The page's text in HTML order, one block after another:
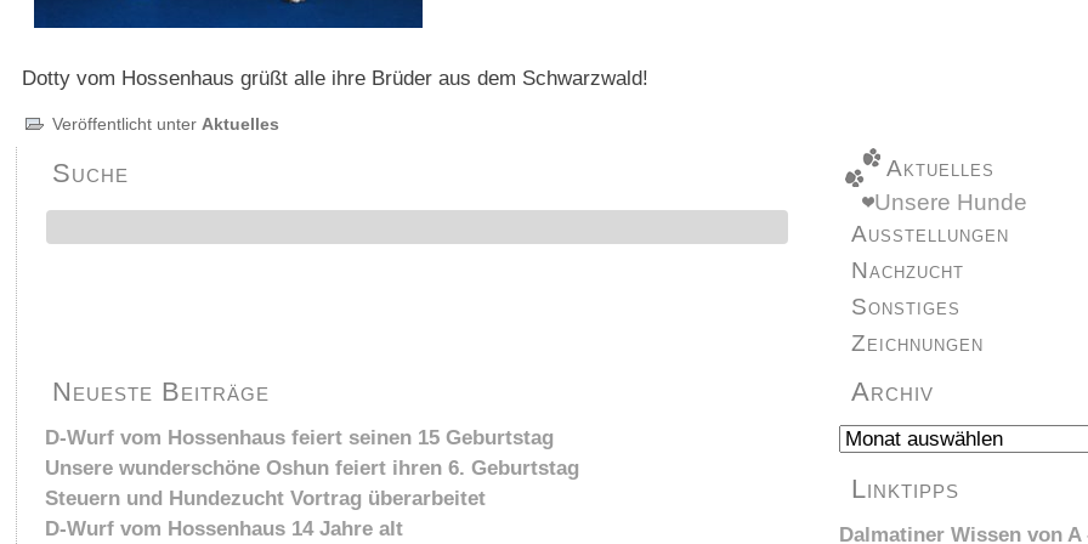
Dotty vom Hossenhaus grüßt alle ihre Brüder aus dem Schwarzwald!
Veröffentlicht unter Aktuelles
Suche
Aktuelles
Unsere Hunde
Ausstellungen
Nachzucht
Sonstiges
Zeichnungen
Neueste Beiträge
D-Wurf vom Hossenhaus feiert seinen 15 Geburtstag
Unsere wunderschöne Oshun feiert ihren 6. Geburtstag
Steuern und Hundezucht Vortrag überarbeitet
D-Wurf vom Hossenhaus 14 Jahre alt
Archiv
Archiv
Linktipps
Dalmatiner Wissen von A